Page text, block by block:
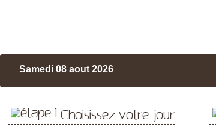
Samedi 08 aout 2026
Choisissez votre jour